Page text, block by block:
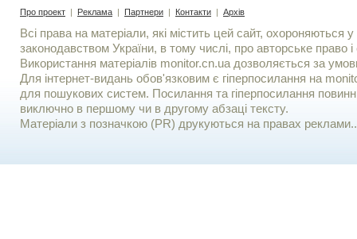
Про проект | Реклама | Партнери | Контакти | Архів
Всі права на матеріали, які містить цей сайт, охороняються у
законодавством України, в тому числі, про авторське право і
Використання матерiалiв monitor.cn.ua дозволяється за
Для iнтернет-видань обов'язковим є гiперпосилання на
для пошукових систем. Посилання та гіперпосилання
виключно в першому чи в другому абзаці тексту.
Матеріали з позначкою (PR) друкуються на правах реклами..